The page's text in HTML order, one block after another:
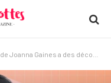
a des découvertes de moins de 10 $